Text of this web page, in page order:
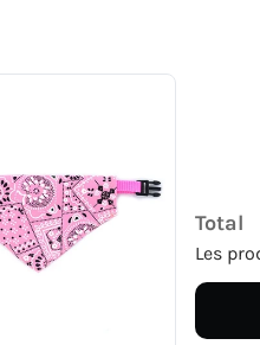
Total
Les